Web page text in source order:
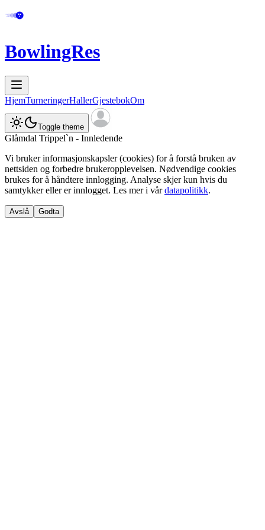
BowlingRes
HjemTurneringerHallerGjestebokOm
Toggle theme
Glåmdal Trippel`n - Innledende
Vi bruker informasjonskapsler (cookies) for å forstå bruken av
nettsiden og forbedre brukeropplevelsen. Nødvendige cookies
brukes for å håndtere innlogging. Analyse skjer kun hvis du
samtykker eller er innlogget. Les mer i vår datapolitikk.
Avslå Godta